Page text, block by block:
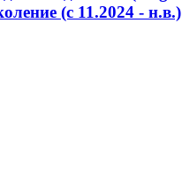
(c 11.2024 - н.в.)